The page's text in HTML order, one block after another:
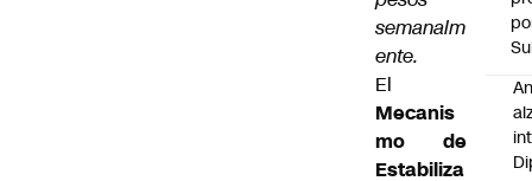
semanalm
ente.
El
Mecanis
mo de
Estabiliza